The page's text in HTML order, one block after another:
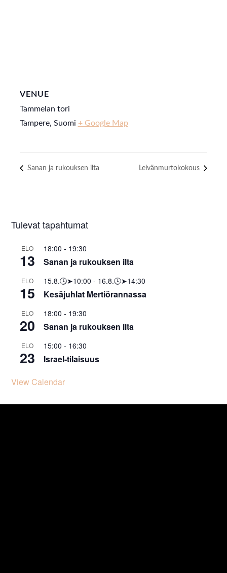
VENUE
Tammelan tori
Tampere, Suomi + Google Map
Sanan ja rukouksen ilta Leivänmurtokokous
Tulevat tapahtumat
ELO
13
18:00 - 19:30
Sanan ja rukouksen ilta
ELO
15
15.8.🕓➤10:00 - 16.8.🕓➤14:30
Kesäjuhlat Mertiörannassa
ELO
20
18:00 - 19:30
Sanan ja rukouksen ilta
ELO
23
15:00 - 16:30
Israel-tilaisuus
View Calendar